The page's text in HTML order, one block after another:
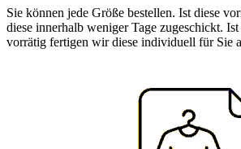
Sie können jede Größe bestellen. Ist diese
diese innerhalb weniger Tage zugeschickt.
vorrätig fertigen wir diese individuell für Sie